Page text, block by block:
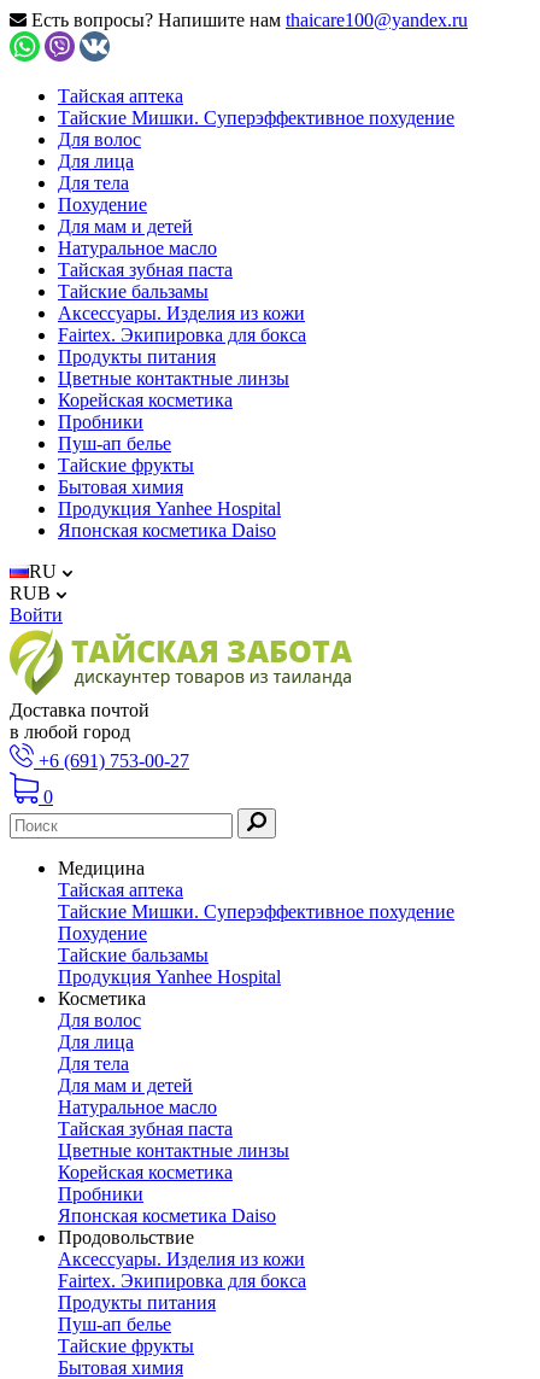
Есть вопросы? Напишите нам thaicare100@yandex.ru
Тайская аптека
Тайские Мишки. Суперэффективное похудение
Для волос
Для лица
Для тела
Похудение
Для мам и детей
Натуральное масло
Тайская зубная паста
Тайские бальзамы
Аксессуары. Изделия из кожи
Fairtex. Экипировка для бокса
Продукты питания
Цветные контактные линзы
Корейская косметика
Пробники
Пуш-ап белье
Тайские фрукты
Бытовая химия
Продукция Yanhee Hospital
Японская косметика Daiso
RU
RUB
Войти
Доставка почтой
в любой город
+6 (691) 753-00-27
0
Медицина
Тайская аптека
Тайские Мишки. Суперэффективное похудение
Похудение
Тайские бальзамы
Продукция Yanhee Hospital
Косметика
Для волос
Для лица
Для тела
Для мам и детей
Натуральное масло
Тайская зубная паста
Цветные контактные линзы
Корейская косметика
Пробники
Японская косметика Daiso
Продовольствие
Аксессуары. Изделия из кожи
Fairtex. Экипировка для бокса
Продукты питания
Пуш-ап белье
Тайские фрукты
Бытовая химия